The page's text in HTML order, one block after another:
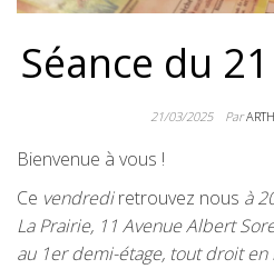
Séance du
21/03/2025 Par
Bienvenue à vous !
Ce vendrediretrouvez nous à
La Prairie, 11 Avenue Albert
au 1er demi-étage, tout droit en